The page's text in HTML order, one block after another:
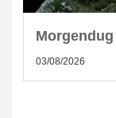
03/08/2026